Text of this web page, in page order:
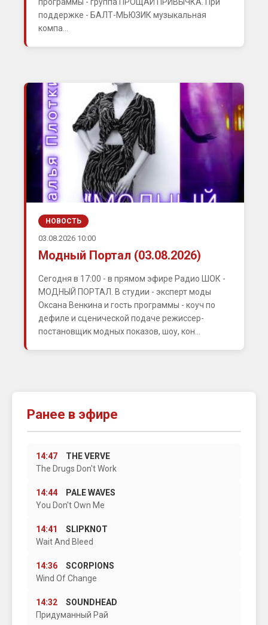
поддержке - БАЛТ-МЬЮЗИК музыкальная
компа...
НОВОСТЬ
03.08.2026 10:00
Модный Портал (03.08.2026)
Сегодня в 17:00 - в прямом эфире Радио ШОК -
МОДНЫЙ ПОРТАЛ. В студии - эксперт моды
Оксана Венкина и гость программы - коуч по
дефиле и сценической подаче режиссер-
постановщик модных показов, шоу, кон...
Ранее в эфире
14:47
THE VERVE
The Drugs Don't Work
14:44
PALE WAVES
You Don't Own Me
14:41
SLIPKNOT
Wait And Bleed
14:36
SCORPIONS
Wind Of Change
14:32
SOUNDHEAD
Придуманный Рай